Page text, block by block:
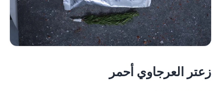
زعتر العرجاوي أحمر